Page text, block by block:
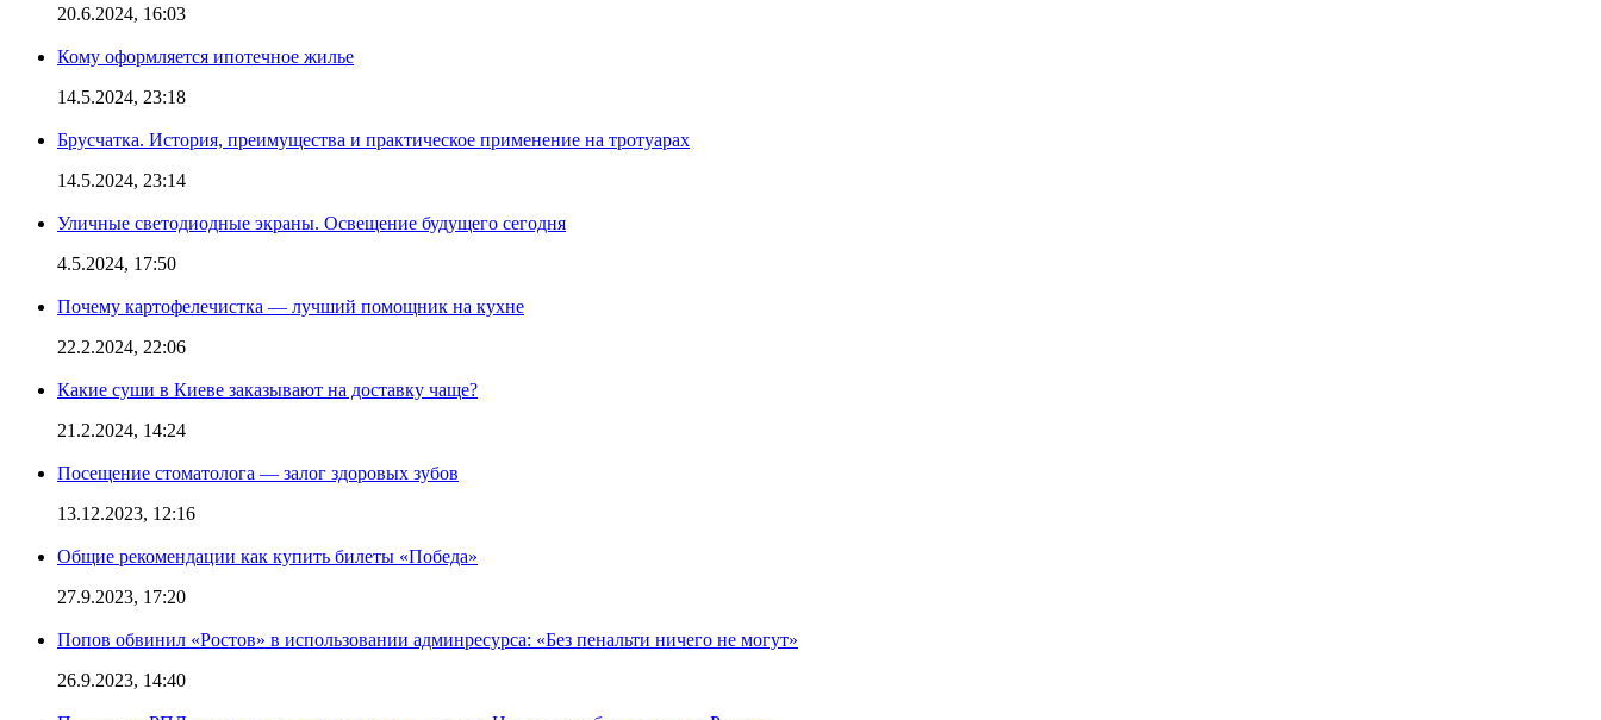
20.6.2024, 16:03
Кому оформляется ипотечное жилье
14.5.2024, 23:18
Брусчатка. История, преимущества и практическое применение на тротуарах
14.5.2024, 23:14
Уличные светодиодные экраны. Освещение будущего сегодня
4.5.2024, 17:50
Почему картофелечистка — лучший помощник на кухне
22.2.2024, 22:06
Какие суши в Киеве заказывают на доставку чаще?
21.2.2024, 14:24
Посещение стоматолога — залог здоровых зубов
13.12.2023, 12:16
Общие рекомендации как купить билеты «Победа»
27.9.2023, 17:20
Попов обвинил «Ростов» в использовании админресурса: «Без пенальти ничего не могут»
26.9.2023, 14:40